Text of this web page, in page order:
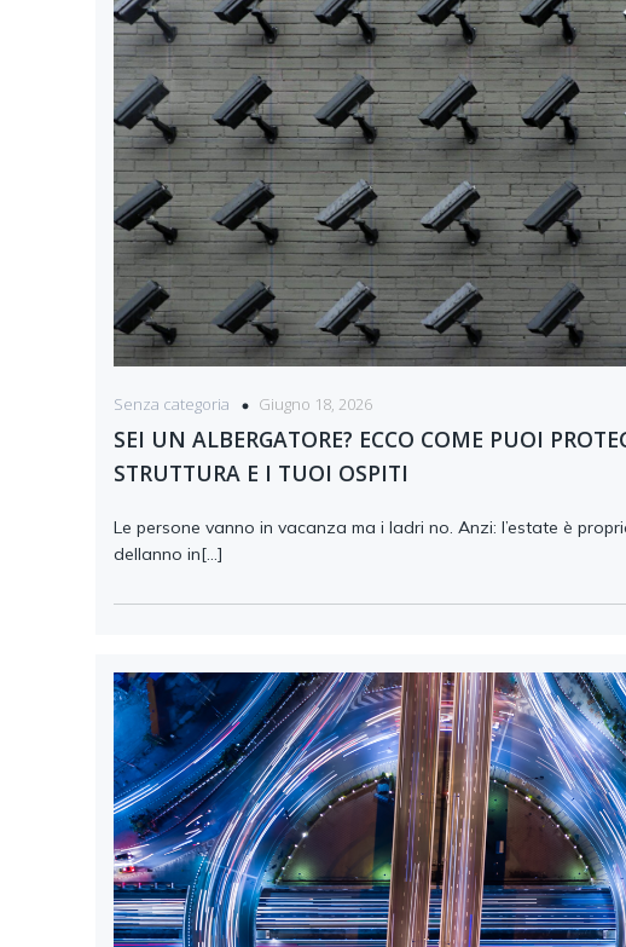
Senza categoria Giugno 18, 2026
SEI UN ALBERGATORE? ECCO COME PUOI
STRUTTURA E I TUOI OSPITI
Le persone vanno in vacanza ma i ladri no. Anzi: l’estate è
dellanno in[…]